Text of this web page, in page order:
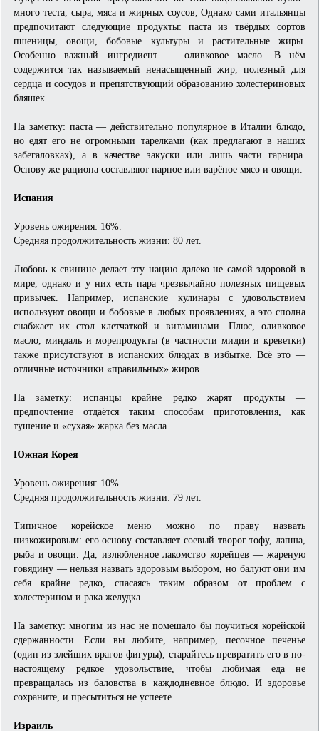
много теста, сыра, мяса и жирных соусов, Однако сами итальянцы
предпочитают следующие продукты: паста из твёрдых сортов
пшеницы, овощи, бобовые культуры и растительные жиры.
Особенно важный ингредиент — оливковое масло. В нём
содержится так называемый ненасыщенный жир, полезный для
сердца и сосудов и препятствующий образованию холестериновых
бляшек.
На заметку: паста — действительно популярное в Италии блюдо,
но едят его не огромными тарелками (как предлагают в наших
забегаловках), а в качестве закуски или лишь части гарнира.
Основу же рациона составляют парное или варёное мясо и овощи.
Испания
Уровень ожирения: 16%.
Средняя продолжительность жизни: 80 лет.
Любовь к свинине делает эту нацию далеко не самой здоровой в
мире, однако и у них есть пара чрезвычайно полезных пищевых
привычек. Например, испанские кулинары с удовольствием
используют овощи и бобовые в любых проявлениях, а это сполна
снабжает их стол клетчаткой и витаминами. Плюс, оливковое
масло, миндаль и морепродукты (в частности мидии и креветки)
также присутствуют в испанских блюдах в избытке. Всё это —
отличные источники «правильных» жиров.
На заметку: испанцы крайне редко жарят продукты —
предпочтение отдаётся таким способам приготовления, как
тушение и «сухая» жарка без масла.
Южная Корея
Уровень ожирения: 10%.
Средняя продолжительность жизни: 79 лет.
Типичное корейское меню можно по праву назвать
низкожировым: его основу составляет соевый творог тофу, лапша,
рыба и овощи. Да, излюбленное лакомство корейцев — жареную
говядину — нельзя назвать здоровым выбором, но балуют они им
себя крайне редко, спасаясь таким образом от проблем с
холестерином и рака желудка.
На заметку: многим из нас не помешало бы поучиться корейской
сдержанности. Если вы любите, например, песочное печенье
(один из злейших врагов фигуры), старайтесь превратить его в по-
настоящему редкое удовольствие, чтобы любимая еда не
превращалась из баловства в каждодневное блюдо. И здоровье
сохраните, и пресытиться не успеете.
Израиль